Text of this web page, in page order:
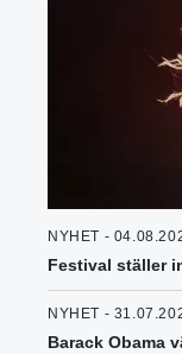
NYHET -
Festival ställer
NYHET -
Barack Obama